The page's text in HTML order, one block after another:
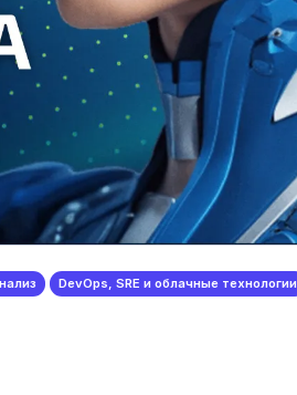
DevOps, SRE и облачные технологии